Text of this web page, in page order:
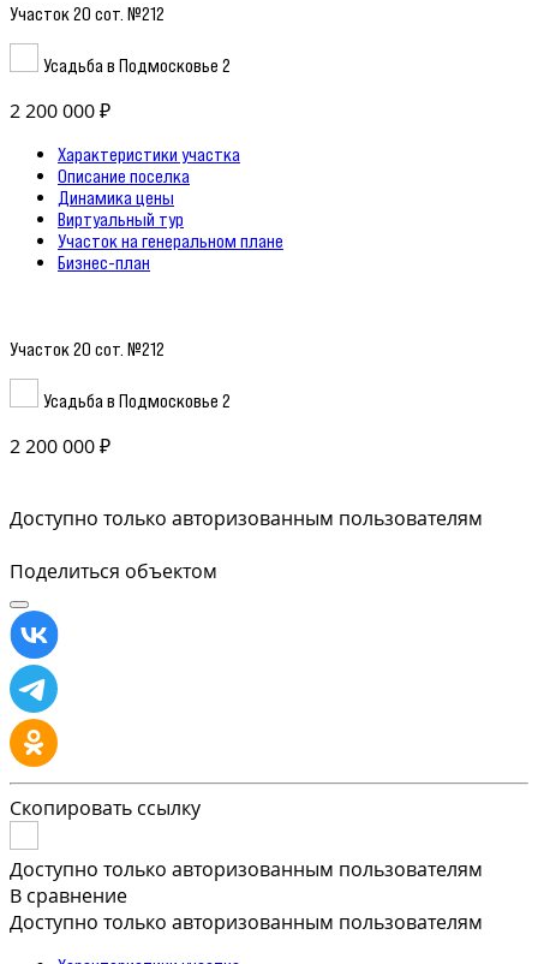
Участок 20 сот. №212
Усадьба в Подмосковье 2
2 200 000 ₽
Характеристики участка
Описание поселка
Динамика цены
Виртуальный тур
Участок на генеральном плане
Бизнес-план
Участок 20 сот. №212
Усадьба в Подмосковье 2
2 200 000 ₽
Доступно только авторизованным пользователям
Поделиться объектом
Скопировать ссылку
Доступно только авторизованным пользователям
В сравнение
Доступно только авторизованным пользователям